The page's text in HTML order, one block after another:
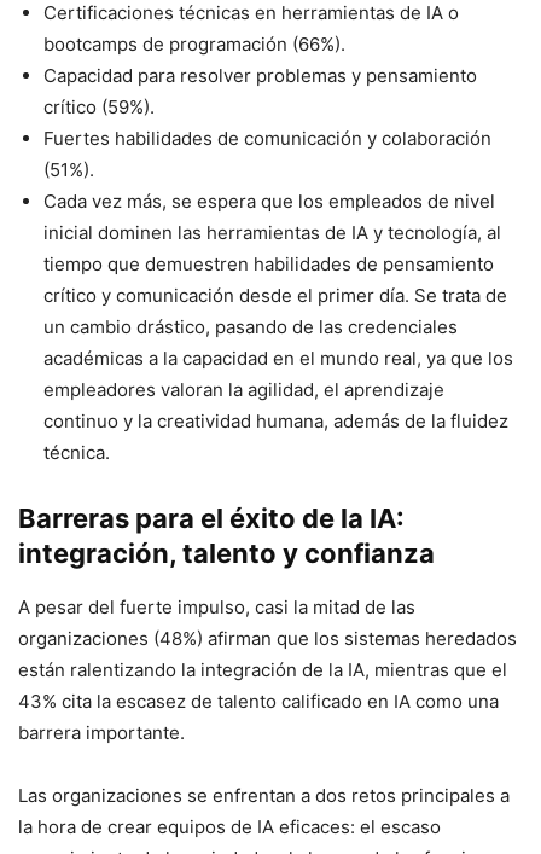
Certificaciones técnicas en herramientas de IA o
bootcamps de programación (66%).
Capacidad para resolver problemas y pensamiento
crítico (59%).
Fuertes habilidades de comunicación y colaboración
(51%).
Cada vez más, se espera que los empleados de nivel
inicial dominen las herramientas de IA y tecnología, al
tiempo que demuestren habilidades de pensamiento
crítico y comunicación desde el primer día. Se trata de
un cambio drástico, pasando de las credenciales
académicas a la capacidad en el mundo real, ya que los
empleadores valoran la agilidad, el aprendizaje
continuo y la creatividad humana, además de la fluidez
técnica.
Barreras para el éxito de la IA:
integración, talento y confianza
A pesar del fuerte impulso, casi la mitad de las
organizaciones (48%) afirman que los sistemas heredados
están ralentizando la integración de la IA, mientras que el
43% cita la escasez de talento calificado en IA como una
barrera importante.
Las organizaciones se enfrentan a dos retos principales a
la hora de crear equipos de IA eficaces: el escaso